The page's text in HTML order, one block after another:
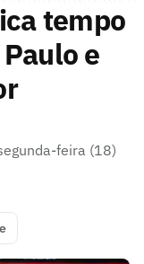
tempo
e
feira (18)